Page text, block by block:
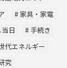
家具・家電
日
手続き
代エネルギー
究